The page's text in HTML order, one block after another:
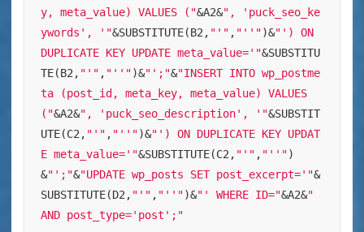
y, meta_value) VALUES ("&A2&", 'puck_seo_ke
ywords', '"&SUBSTITUTE(B2, "'" , "''")&"') ON
DUPLICATE KEY UPDATE meta_value='"&SUBSTITU
TE(B2, "'" , "''")&"';"&"INSERT INTO wp_postme
ta (post_id, meta_key, meta_value) VALUES
("&A2&", 'puck_seo_description', '"&SUBSTIT
UTE(C2, "'" , "''")&"') ON DUPLICATE KEY UPDAT
E meta_value='"&SUBSTITUTE(C2, "'" , "''")
&"';"&"UPDATE wp_posts SET post_excerpt='"&
SUBSTITUTE(D2, "'" , "''")&"' WHERE ID="&A2&"
AND post_type='post';"